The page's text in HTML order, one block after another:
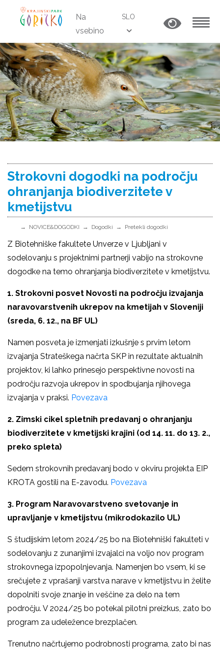
Na
vsebino
SLO
Strokovni dogodki na področju
ohranjanja biodiverzitete v
kmetijstvu
NOVICE&DOGODKI Dogodki Pretekli dogodki
Z Biotehniške fakultete Unverze v Ljubljani v
sodelovanju s projektnimi partnerji vabijo na strokovne
dogodke na temo ohranjanja biodiverzitete v kmetijstvu.
1. Strokovni posvet Novosti na področju izvajanja
naravovarstvenih ukrepov na kmetijah v Sloveniji
(sreda, 6. 12., na BF UL)
Namen posveta je izmenjati izkušnje s prvim letom
izvajanja Strateškega načrta SKP in rezultate aktualnih
projektov, ki lahko prinesejo perspektivne novosti na
področju razvoja ukrepov in spodbujanja njihovega
izvajanja v praksi. Povezava
2. Zimski cikel spletnih predavanj o ohranjanju
biodiverzitete v kmetijski krajini (od 14. 11. do 13. 2.,
preko spleta)
Sedem strokovnih predavanj bodo v okviru projekta EIP
KROTA gostili na E-zavodu. Povezava
3. Program Naravovarstveno svetovanje in
upravljanje v kmetijstvu (mikrodokazilo UL)
S študijskim letom 2024/25 bo na Biotehniški fakulteti v
sodelovanju z zunanjimi izvajalci na voljo nov program
strokovnega izpopolnjevanja. Namenjen bo vsem, ki se
srečujete z vprašanji varstva narave v kmetijstvu in želite
dopolniti svoje znanje in veščine za delo na tem
področju. V 2024/25 bo potekal pilotni preizkus, zato bo
program za udeležence brezplačen.
Trenutno načrtujemo podrobnosti programa, zato bi nas